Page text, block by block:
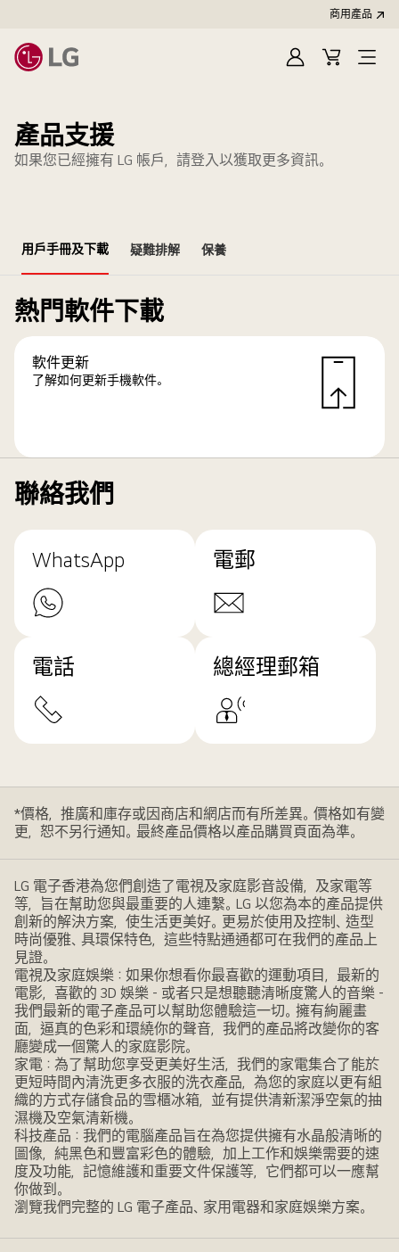
商用產品
登
購
產品支援
如果您已經擁有 LG 帳戶，請登入以獲取更多資訊。
用戶手冊及下載 疑難排解 保養
熱門軟件下載
軟件更新
了解如何更新手機軟件。
聯絡我們
WhatsApp 電郵
電話 總經理郵箱
*價格，推廣和庫存或因商店和網店而有所差異。價格如有變
更，恕不另行通知。最終產品價格以產品購買頁面為準。
LG 電子香港為您們創造了電視及家庭影音設備，及家電等
等，旨在幫助您與最重要的人連繫。LG 以您為本的產品提供
創新的解決方案，使生活更美好。更易於使用及控制、造型
時尚優雅、具環保特色，這些特點通通都可在我們的產品上
見證。
電視及家庭娛樂：如果你想看你最喜歡的運動項目，最新的
電影，喜歡的 3D 娛樂 - 或者只是想聽聽清晰度驚人的音樂 -
我們最新的電子產品可以幫助您體驗這一切。擁有絢麗畫
面，逼真的色彩和環繞你的聲音，我們的產品將改變你的客
廳變成一個驚人的家庭影院。
家電：為了幫助您享受更美好生活，我們的家電集合了能於
更短時間內清洗更多衣服的洗衣產品，為您的家庭以更有組
織的方式存儲食品的雪櫃冰箱，並有提供清新潔淨空氣的抽
濕機及空氣清新機。
科技產品：我們的電腦產品旨在為您提供擁有水晶般清晰的
圖像，純黑色和豐富彩色的體驗，加上工作和娛樂需要的速
度及功能，記憶維護和重要文件保護等，它們都可以一應幫
你做到。
瀏覽我們完整的 LG 電子產品、家用電器和家庭娛樂方案。